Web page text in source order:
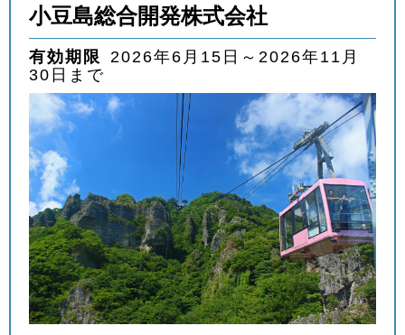
小豆島総合開発株式会社
有効期限 2026年6月15日～2026年11月
30日まで